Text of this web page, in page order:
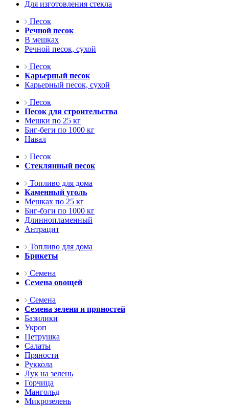
Для изготовления стекла
Песок
Речной песок
В мешках
Речной песок, сухой
Песок
Карьерный песок
Карьерный песок, сухой
Песок
Песок для строительства
Мешки по 25 кг
Биг-беги по 1000 кг
Навал
Песок
Стеклянный песок
Топливо для дома
Каменный уголь
Мешках по 25 кг
Биг-бэги по 1000 кг
Длиннопламенный
Антрацит
Топливо для дома
Брикеты
Семена
Семена овощей
Семена
Семена зелени и пряностей
Базилики
Укроп
Петрушка
Салаты
Пряности
Руккола
Лук на зелень
Горчица
Мангольд
Микрозелень